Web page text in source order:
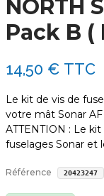
NORTH
Pack B (
14,50 € TTC
Le kit de vis de
votre mât Sonar AF
ATTENTION : Le
fuselages Sonar et
Référence 20423247